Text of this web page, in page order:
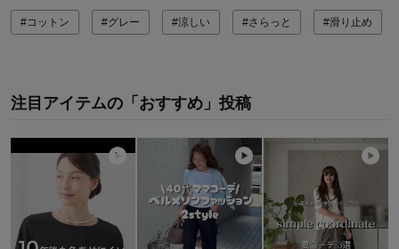
#コットン #グレー #涼しい #さらっと #滑り止め
注目アイテムの「おすすめ」投稿